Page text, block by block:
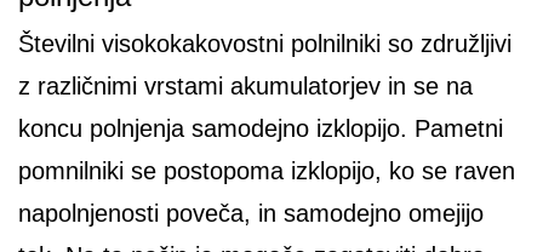
Številni visokokakovostni polnilniki so združljivi
z različnimi vrstami akumulatorjev in se na
koncu polnjenja samodejno izklopijo. Pametni
pomnilniki se postopoma izklopijo, ko se raven
napolnjenosti poveča, in samodejno omejijo